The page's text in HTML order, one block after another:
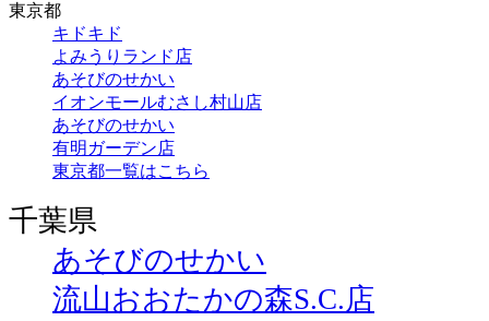
東京都
キドキド
よみうりランド店
あそびのせかい
イオンモールむさし村山店
あそびのせかい
有明ガーデン店
東京都一覧はこちら
千葉県
あそびのせかい
流山おおたかの森S.C.店